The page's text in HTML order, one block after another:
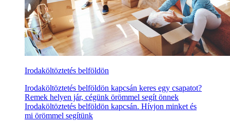
Irodaköltöztetés belföldön
Irodaköltöztetés belföldön kapcsán keres egy csapatot?
Remek helyen jár, cégünk örömmel segít önnek
Irodaköltöztetés belföldön kapcsán. Hívjon minket és
mi örömmel segítünk